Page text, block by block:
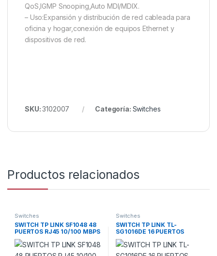
QoS,IGMP Snooping,Auto MDI/MDIX.
– Uso:Expansión y distribución de red cableada para
oficina y hogar,conexión de equipos Ethernet y
dispositivos de red.
SKU:3102007 Categoría: Switches
Productos relacionados
Switches
SWITCH TP LINK SF1048 48
PUERTOS RJ45 10/100 MBPS
NO ADMINISTRABLE NEGRO
Switches
SWITCH TP LINK TL-
SG1016DE 16 PUERTOS
GIGABIT 10/100/1000 MBPS
EASY SMART MANAGED
ADMINISTRABLE NEGRO